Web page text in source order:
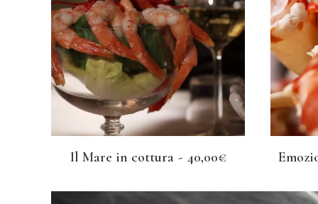
LEGGI TUTTO
Il Mare in cottura 40,00€